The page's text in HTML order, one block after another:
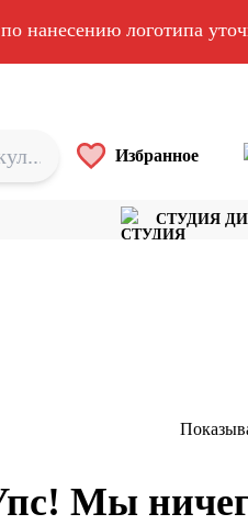
нанесению логотипа
Избранное
СТУДИЯ
Мы